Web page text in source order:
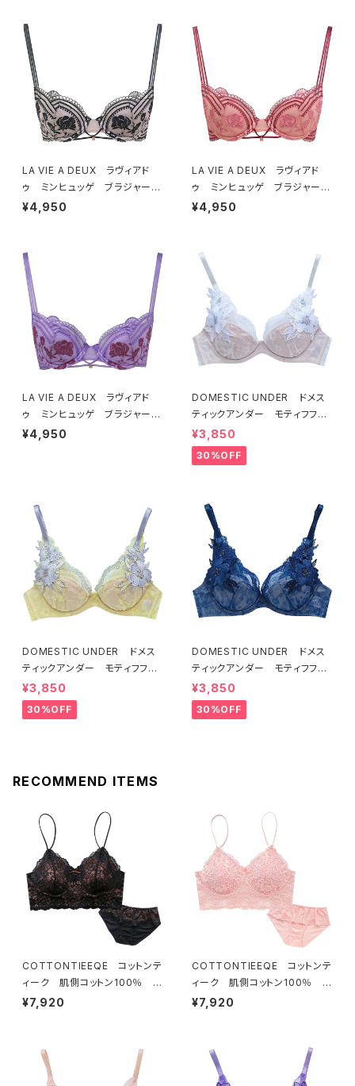
LA VIE A DEUX ラヴィアド
ゥ ミンヒュッゲ ブラジャー
（ブラック）BRA BLACK 2249
¥4,950
LA VIE A DEUX ラヴィアド
ゥ ミンヒュッゲ ブラジャー
（ヒュッゲオレンジ）BRA HYGG
¥4,950
LA VIE A DEUX ラヴィアド
ゥ ミンヒュッゲ ブラジャー
（ライラック）BRA LILAC 2249
¥4,950
DOMESTIC UNDER ドメス
ティックアンダー モティフフル
ール ブラジャー（オフホワイ
ト）D2255
¥3,850
30%OFF
DOMESTIC UNDER ドメス
ティックアンダー モティフフル
ール ブラジャー（レモネード）
D2255 送料無料
¥3,850
30%OFF
DOMESTIC UNDER ドメス
ティックアンダー モティフフル
ール ブラジャー（ブルー）D22
55
¥3,850
30%OFF
RECOMMEND ITEMS
COTTONTIEEQE コットンテ
ィーク 肌側コットン100％ ソ
フトブラ ＆ ショーツセット（ブラ
¥7,920
COTTONTIEEQE コットンテ
ィーク 肌側コットン100％ ソ
フトブラ ＆ ショーツセット（ピー
¥7,920